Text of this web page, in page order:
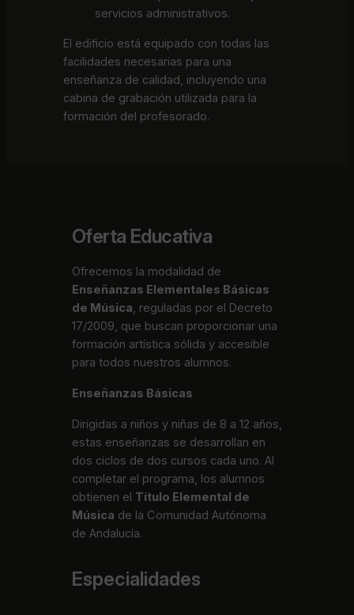
servicios administrativos.
El edificio está equipado con todas las
facilidades necesarias para una
enseñanza de calidad, incluyendo una
cabina de grabación utilizada para la
formación del profesorado.
Oferta Educativa
Ofrecemos la modalidad de
Enseñanzas Elementales Básicas
de Música, reguladas por el Decreto
17/2009, que buscan proporcionar una
formación artística sólida y accesible
para todos nuestros alumnos.
Enseñanzas Básicas
Dirigidas a niños y niñas de 8 a 12 años,
estas enseñanzas se desarrollan en
dos ciclos de dos cursos cada uno. Al
completar el programa, los alumnos
obtienen el Título Elemental de
Música de la Comunidad Autónoma
de Andalucía.
Especialidades